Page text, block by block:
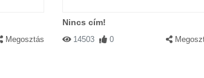
Megosztás
Nincs cím!
14503 0